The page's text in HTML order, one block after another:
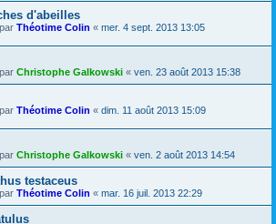
d'abeilles
Théotime Colin « mer. 4 sept. 2013 13:05
Christophe Galkowski « ven. 23 août 2013 15:38
Théotime Colin « dim. 11 août 2013 15:09
Christophe Galkowski « ven. 2 août 2013 14:54
testaceus
Théotime Colin « mar. 16 juil. 2013 22:29